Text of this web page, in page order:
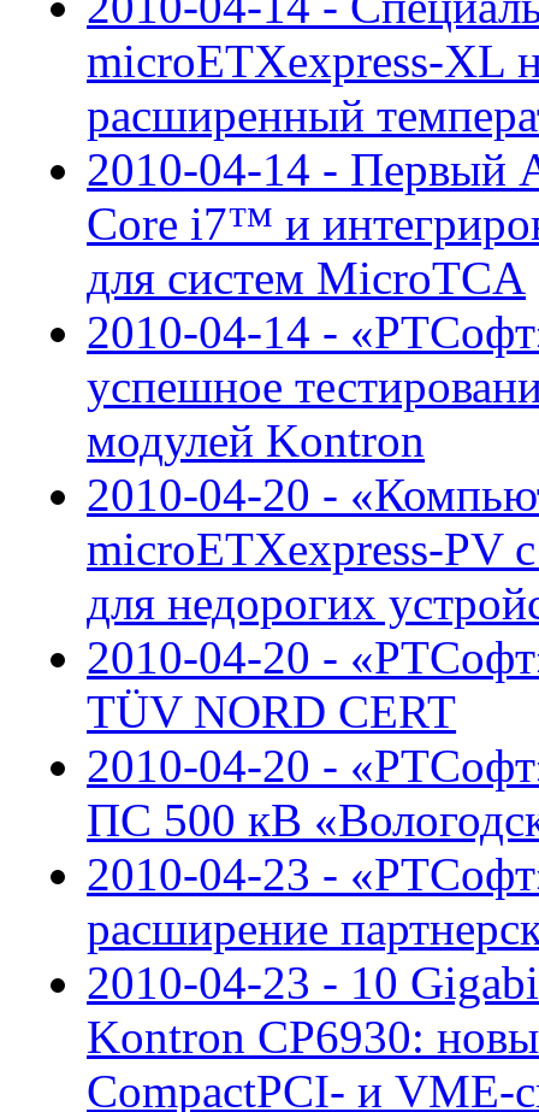
microETXexpress-XL
расширенный
2010-04-14 - Первый
Core i7™ и
для систем MicroTCA
2010-04-14 -
успешное
модулей Kontron
2010-04-20 -
microETXexpress-PV
для недорогих
2010-04-20 -
TÜV NORD CERT
2010-04-20 -
ПС 500 кВ
2010-04-23 -
расширение
2010-04-23 - 10
Kontron CP6930:
CompactPCI- и VME-